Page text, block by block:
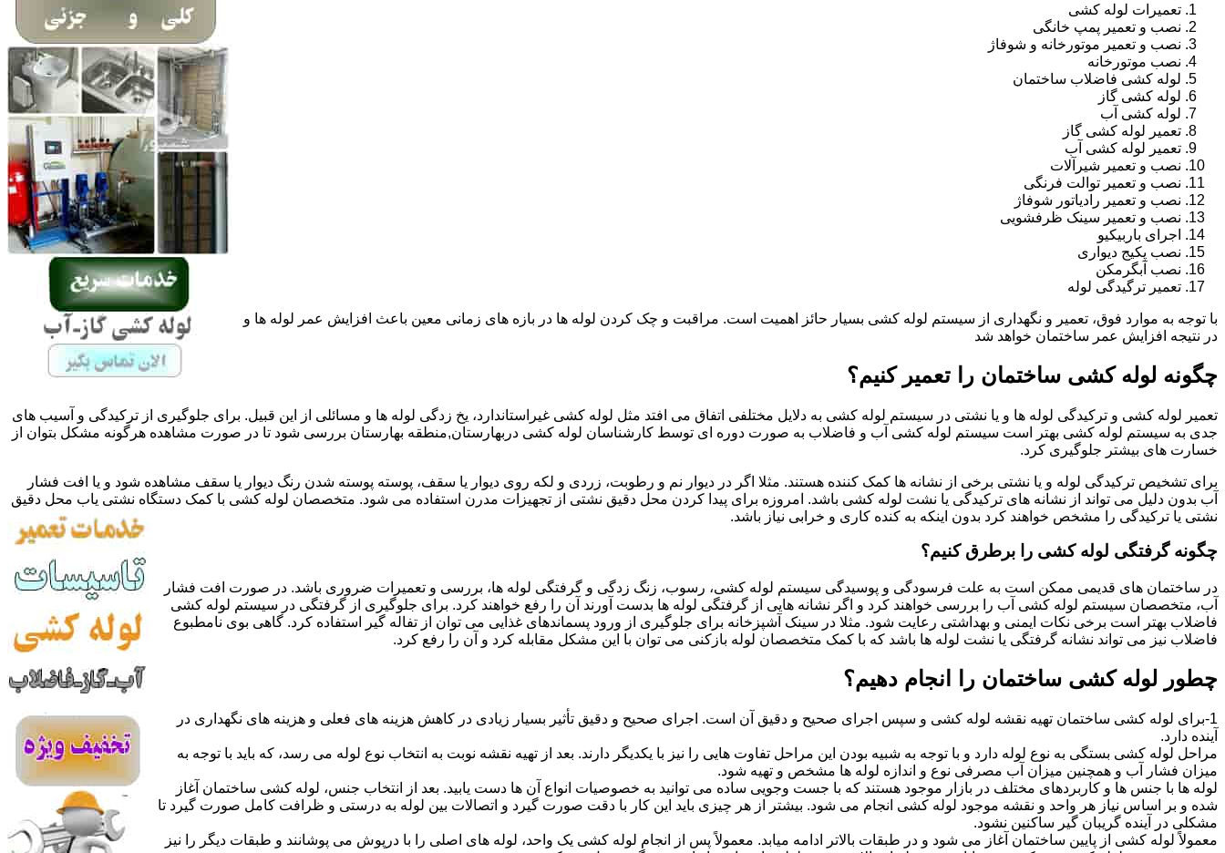
تعمیرات لوله کشی
نصب و تعمیر پمپ خانگی
نصب و تعمیر موتورخانه و شوفاژ
نصب موتورخانه
لوله کشی فاضلاب ساختمان
لوله کشی گاز
لوله کشی آب
تعمیر لوله کشی گاز
تعمیر لوله کشی آب
نصب و تعمیر شیرآلات
نصب و تعمیر توالت فرنگی
نصب و تعمیر رادیاتور شوفاژ
نصب و تعمیر سینک ظرفشویی
اجرای باربیکیو
نصب پکیج دیواری
نصب آبگرمکن
تعمیر ترگیدگی لوله
با توجه به موارد فوق، تعمیر و نگهداری از سیستم لوله کشی بسیار حائز اهمیت است. مراقبت و چک کردن لوله ها در بازه های زمانی معین باعث افزایش عمر لوله ها و
در نتیجه افزایش عمر ساختمان خواهد شد
چگونه لوله کشی ساختمان را تعمیر کنیم؟
تعمیر لوله کشی و ترکیدگی لوله ها و یا نشتی در سیستم لوله کشی به دلایل مختلفی اتفاق می افتد مثل لوله کشی غیراستاندارد، یخ زدگی لوله ها و مسائلی از این قبیل. برای جلوگیری از ترکیدگی و آسیب های
جدی به سیستم لوله کشی بهتر است سیستم لوله کشی آب و فاضلاب به صورت دوره ای توسط کارشناسان لوله کشی دربهارستان,منطقه بهارستان بررسی شود تا در صورت مشاهده هرگونه مشکل بتوان از
خسارت های بیشتر جلوگیری کرد.
برای تشخیص ترکیدگی لوله و یا نشتی برخی از نشانه ها کمک کننده هستند. مثلا اگر در دیوار نم و رطوبت، زردی و لکه روی دیوار یا سقف، پوسته پوسته شدن رنگ دیوار یا سقف مشاهده شود و یا افت فشار
آب بدون دلیل می تواند از نشانه های ترکیدگی یا نشت لوله کشی باشد. امروزه برای پیدا کردن محل دقیق نشتی از تجهیزات مدرن استفاده می شود. متخصصان لوله کشی با کمک دستگاه نشتی یاب محل دقیق
نشتی یا ترکیدگی را مشخص خواهند کرد بدون اینکه به کنده کاری و خرابی نیاز باشد.
چگونه گرفتگی لوله کشی را برطرق کنیم؟
در ساختمان های قدیمی ممکن است به علت فرسودگی و پوسیدگی سیستم لوله کشی، رسوب، زنگ زدگی و گرفتگی لوله ها، بررسی و تعمیرات ضروری باشد. در صورت افت فشار
آب، متخصصان سیستم لوله کشی آب را بررسی خواهند کرد و اگر نشانه هایی از گرفتگی لوله ها بدست آورند آن را رفع خواهند کرد. برای جلوگیری از گرفتگی در سیستم لوله کشی
فاضلاب بهتر است برخی نکات ایمنی و بهداشتی رعایت شود. مثلا در سینک آشپزخانه برای جلوگیری از ورود پسماندهای غذایی می توان از تفاله گیر استفاده کرد. گاهی بوی نامطبوع
فاضلاب نیز می تواند نشانه گرفتگی یا نشت لوله ها باشد که با کمک متخصصان لوله بازکنی می توان با این مشکل مقابله کرد و آن را رفع کرد.
چطور لوله کشی ساختمان را انجام دهیم؟
1-برای لوله کشی ساختمان تهیه نقشه لوله کشی و سپس اجرای صحیح و دقیق آن است. اجرای صحیح و دقیق تأثیر بسیار زیادی در کاهش هزینه های فعلی و هزینه های نگهداری در
آینده دارد.
مراحل لوله کشی بستگی به نوع لوله دارد و با توجه به شبیه بودن این مراحل تفاوت هایی را نیز با یکدیگر دارند. بعد از تهیه نقشه نوبت به انتخاب نوع لوله می رسد، که باید با توجه به
میزان فشار آب و همچنین میزان آب مصرفی نوع و اندازه لوله ها مشخص و تهیه شود.
لوله ها با جنس ها و کاربردهای مختلف در بازار موجود هستند که با جست وجویی ساده می توانید به خصوصیات انواع آن ها دست یابید. بعد از انتخاب جنس، لوله کشی ساختمان آغاز
شده و بر اساس نیاز هر واحد و نقشه موجود لوله کشی انجام می شود. بیشتر از هر چیزی باید این کار با دقت صورت گیرد و اتصالات بین لوله به درستی و ظرافت کامل صورت گیرد تا
مشکلی در آینده گریبان گیر ساکنین نشود.
معمولاً لوله کشی از پایین ساختمان آغاز می شود و در طبقات بالاتر ادامه میابد. معمولاً پس از انجام لوله کشی یک واحد، لوله های اصلی را با درپوش می پوشانند و طبقات دیگر را نیز